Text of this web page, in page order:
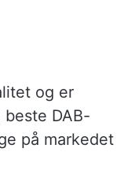
og er
DAB-
på markedet